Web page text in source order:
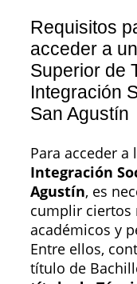
Requisitos
acceder a
Superior de
Integración
San Agustín
Para acceder a
Integración
Agustín, es
cumplir ciertos
académicos y
Entre ellos,
título de